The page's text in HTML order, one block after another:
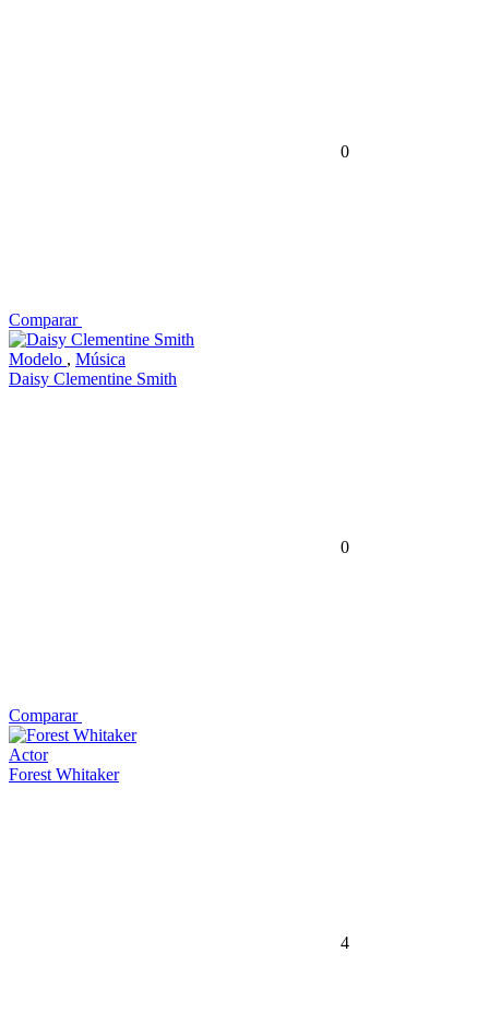
0
Comparar
Modelo , Música
Daisy Clementine Smith
0
Comparar
Actor
Forest Whitaker
4